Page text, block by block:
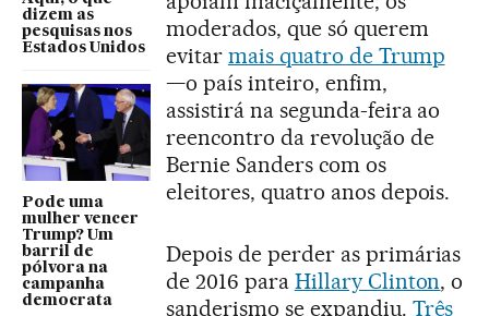
dizem as
pesquisas nos
Estados Unidos
Pode uma
mulher vencer
Trump? Um
barril de
pólvora na
campanha
democrata
moderados, que só querem
evitar mais quatro de Trump
—o país inteiro, enfim,
assistirá na segunda-feira ao
reencontro da revolução de
Bernie Sanders com os
eleitores, quatro anos depois.
Depois de perder as primárias
de 2016 para Hillary Clinton, o
sanderismo se expandiu. Três